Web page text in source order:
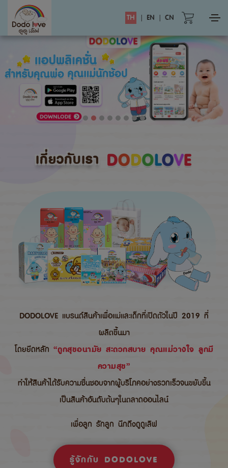
TH | EN | CN
เกี่ยวกับเรา
DODOLOVE แบรนด์สินค้าเพื่อแม่และเด็กที่เปิดตัวในปี 2019 ที่
ผลิตขึ้นมา
โดยยึดหลัก “ถูกสุขอนามัย สะดวกสบาย คุณแม่วางใจ ลูกมี
ความสุข”
ทำให้สินค้าได้รับความชื่นชอบจากผู้บริโภคอย่างรวกเร็วจนขยับขึ้น
เป็นสินค้าอันดับต้นๆในตลาดออนไลน์
เพื่อลูก รักลูก นึกถึงดูดูเลิฟ
รู้จักกับ DODOLOVE